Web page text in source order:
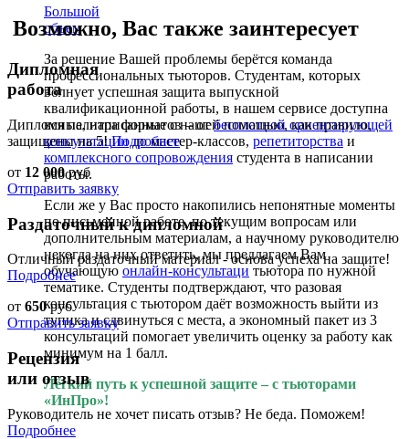
Большой
объем
За решение Вашей проблемы берётся команда
профессиональных тьюторов. Студентам, которых
волнует успешная защита выпускной
квалификационной работы, в нашем сервисе доступна
вся палитра форматов – отбесплатной ориентирующей
консультациидо мастер-классов, репетиторства и
комплексного сопровождения студента в написании
работы.
Если же у Вас просто накопились непонятные моменты
по письменной работе, по текущим вопросам или
дополнительным материалам, а научному руководителю
некогда на них ответить, мы предлагаем Вам
обучающую онлайн-консультаци тьютора по нужной
тематике. Студенты подтверждают, что разовая
консультация с тьютором даёт возможность выйти из
тупика и сдвинуться с места, а экономный пакет из 3
консультаций помогает увеличить оценку за работу как
минимум на 1 балл.
Лёгкий путь к успешной защите – с тьюторами
«ИнПро»!
Возможно, Вас также заинтересует
Дипломная
работа
Дипломные, написанные с нашей помощью, как правило,
защищены на 5!Подробнее
от 12 000руб
Отправить заявку
Раздаточный к дипломной
Отличный раздаточный материал - основа успеха на защите!
Подробнее
от 650руб
Отправить заявку
Рецензия
или отзыв
Руководитель не хочет писать отзыв? Не беда. Поможем!
Подробнее